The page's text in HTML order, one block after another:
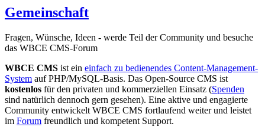
Gemeinschaft
Fragen, Wünsche, Ideen - werde Teil der Community und besuche
das WBCE CMS-Forum
WBCE CMS ist ein einfach zu bedienendes Content-Management-
System auf PHP/MySQL-Basis. Das Open-Source CMS ist
kostenlos für den privaten und kommerziellen Einsatz (Spenden
sind natürlich dennoch gern gesehen). Eine aktive und engagierte
Community entwickelt WBCE CMS fortlaufend weiter und leistet
im Forum freundlich und kompetent Support.